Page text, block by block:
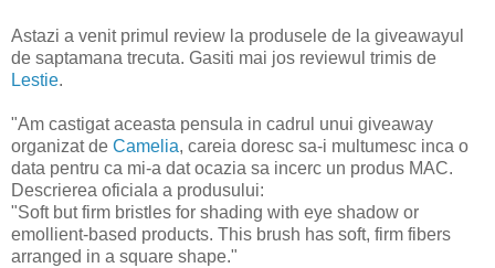
Astazi a venit primul review la produsele de la giveawayul
de saptamana trecuta. Gasiti mai jos reviewul trimis de
Lestie.
"Am castigat aceasta pensula in cadrul unui giveaway
organizat de Camelia, careia doresc sa-i multumesc inca o
data pentru ca mi-a dat ocazia sa incerc un produs MAC.
Descrierea oficiala a produsului:
"Soft but firm bristles for shading with eye shadow or
emollient-based products. This brush has soft, firm fibers
arranged in a square shape."